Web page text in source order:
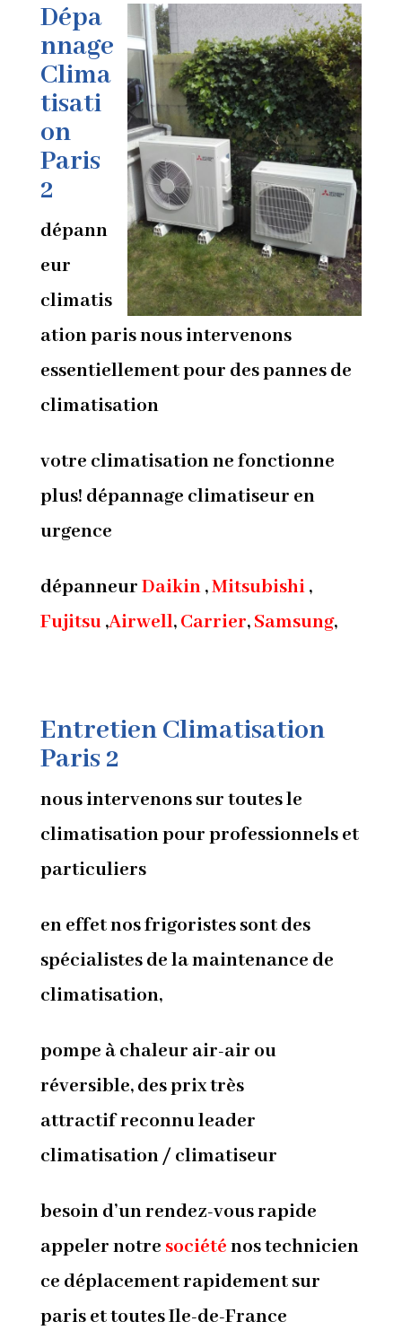
Dépa
nnage
Clima
tisati
on
Paris
2
dépann
eur
climatis
ation paris nous intervenons
essentiellement pour des pannes de
climatisation
votre climatisation ne fonctionne
plus! dépannage climatiseur en
urgence
dépanneurDaikin,Mitsubishi,
Fujitsu,Airwell,Carrier,Samsung,
Entretien Climatisation
Paris 2
nous intervenons sur toutes le
climatisation pour professionnels et
particuliers
en effet nos frigoristes sont des
spécialistes de la maintenance de
climatisation,
pompe à chaleur air-air ou
réversible, des prix très
attractif reconnu leader
climatisation / climatiseur
besoin d’un rendez-vous rapide
appeler notre sociéténos technicien
ce déplacement rapidement sur
paris et toutes Ile-de-France